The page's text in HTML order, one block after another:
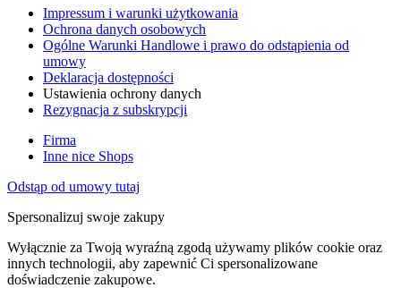
Impressum i warunki użytkowania
Ochrona danych osobowych
Ogólne Warunki Handlowe i prawo do odstąpienia od
umowy
Deklaracja dostępności
Ustawienia ochrony danych
Rezygnacja z subskrypcji
Firma
Inne nice Shops
Odstąp od umowy tutaj
Spersonalizuj swoje zakupy
Wyłącznie za Twoją wyraźną zgodą używamy plików cookie oraz
innych technologii, aby zapewnić Ci spersonalizowane
doświadczenie zakupowe.